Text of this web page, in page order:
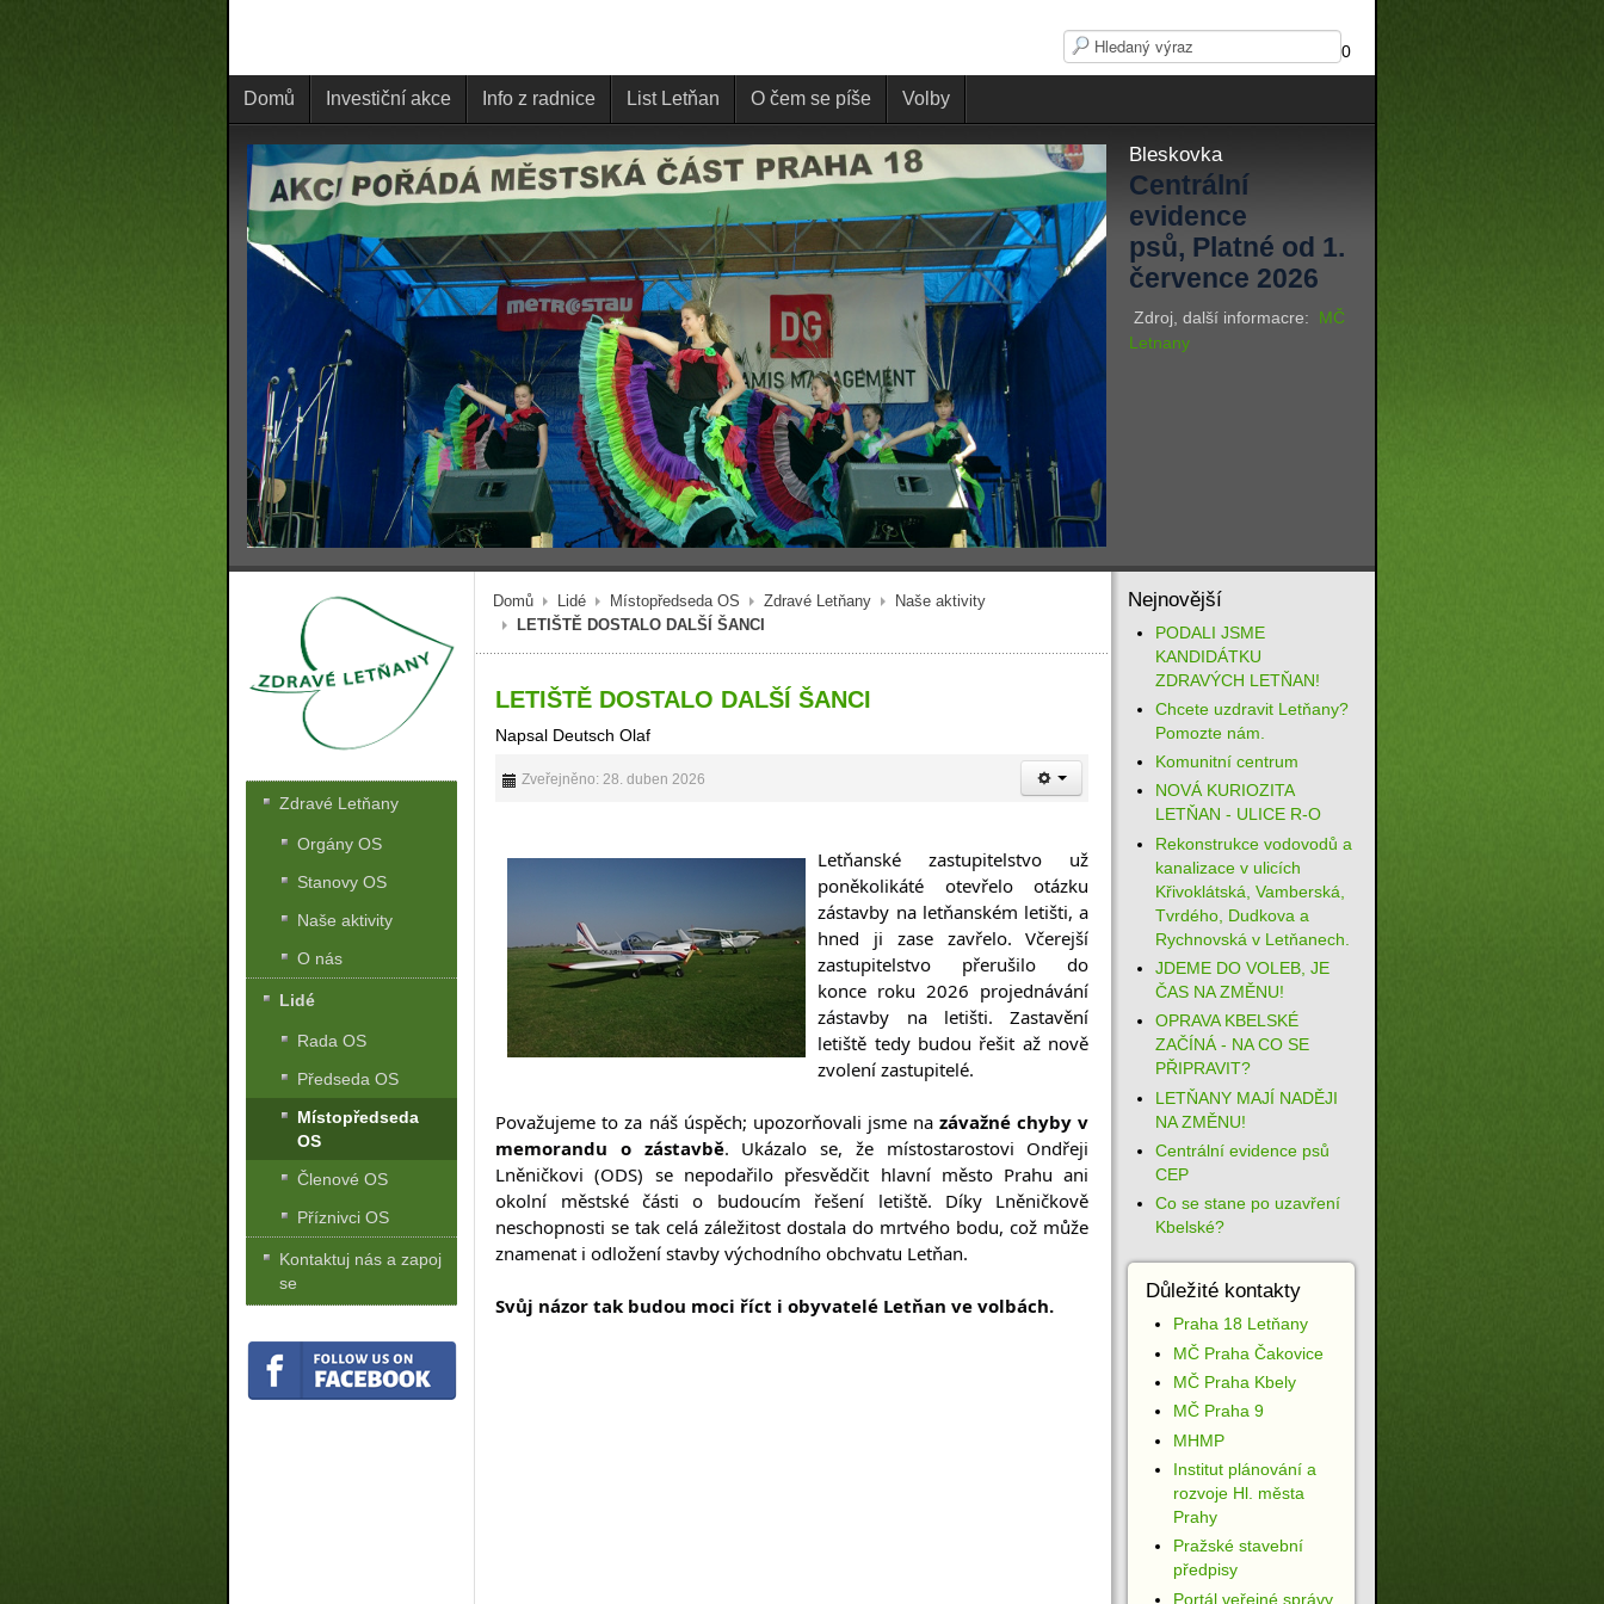
0
Domů Investiční akce Info z radnice List Letňan O čem se píše Volby
Bleskovka
Centrální
evidence
psů, Platné od 1.
července 2026
Zdroj, další informacre: MČ
Letnany
Domů Lidé Místopředseda OS Zdravé Letňany
Naše aktivity
LETIŠTĚ DOSTALO DALŠÍ ŠANCI
LETIŠTĚ DOSTALO DALŠÍ ŠANCI
Napsal Deutsch Olaf
Zveřejněno: 28. duben 2026
Letňanské zastupitelstvo už
poněkolikáté otevřelo otázku
zástavby na letňanském letišti, a
hned ji zase zavřelo. Včerejší
zastupitelstvo přerušilo do
konce roku 2026 projednávání
zástavby na letišti. Zastavění
letiště tedy budou řešit až nově
zvolení zastupitelé.
Považujeme to za náš úspěch; upozorňovali jsme na závažné chyby v
memorandu o zástavbě. Ukázalo se, že místostarostovi Ondřeji
Lněničkovi (ODS) se nepodařilo přesvědčit hlavní město Prahu ani
okolní městské části o budoucím řešení letiště. Díky Lněničkově
neschopnosti se tak celá záležitost dostala do mrtvého bodu, což může
znamenat i odložení stavby východního obchvatu Letňan.
Svůj názor tak budou moci říct i obyvatelé Letňan ve volbách.
Zdravé Letňany
Orgány OS
Stanovy OS
Naše aktivity
O nás
Lidé
Rada OS
Předseda OS
Místopředseda
OS
Členové OS
Příznivci OS
Kontaktuj nás a zapoj
se
Nejnovější
PODALI JSME
KANDIDÁTKU
ZDRAVÝCH LETŇAN!
Chcete uzdravit Letňany?
Pomozte nám.
Komunitní centrum
NOVÁ KURIOZITA
LETŇAN - ULICE R-O
Rekonstrukce vodovodů a
kanalizace v ulicích
Křivoklátská, Vamberská,
Tvrdého, Dudkova a
Rychnovská v Letňanech.
JDEME DO VOLEB, JE
ČAS NA ZMĚNU!
OPRAVA KBELSKÉ
ZAČÍNÁ - NA CO SE
PŘIPRAVIT?
LETŇANY MAJÍ NADĚJI
NA ZMĚNU!
Centrální evidence psů
CEP
Co se stane po uzavření
Kbelské?
Důležité kontakty
Praha 18 Letňany
MČ Praha Čakovice
MČ Praha Kbely
MČ Praha 9
MHMP
Institut plánování a
rozvoje Hl. města
Prahy
Pražské stavební
předpisy
Portál veřejné správy